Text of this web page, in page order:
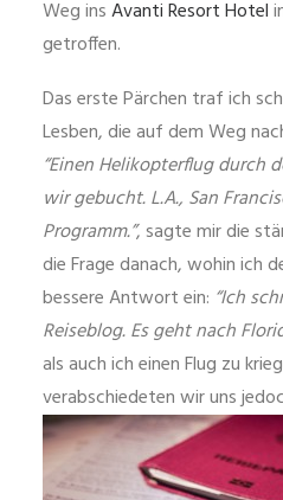
Weg insAvanti Resort Hotel
getroffen.
Das erste Pärchen traf ich
Lesben, die auf dem Weg
“Einen Helikopterflug durch
wir gebucht. L.A., San
Programm.”, sagte mir die
die Frage danach, wohin ich
bessere Antwort ein: “Ich
Reiseblog. Es geht nach
als auch ich einen Flug zu
verabschiedeten wir uns